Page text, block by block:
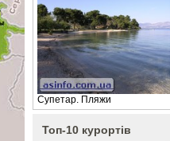
Супетар. Пляжи
Топ-10 курортів